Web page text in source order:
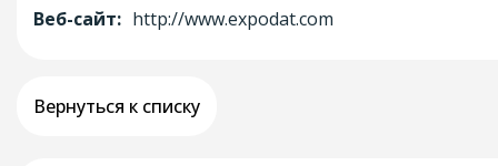
Веб-сайт: http://www.expodat.com
Вернуться к списку